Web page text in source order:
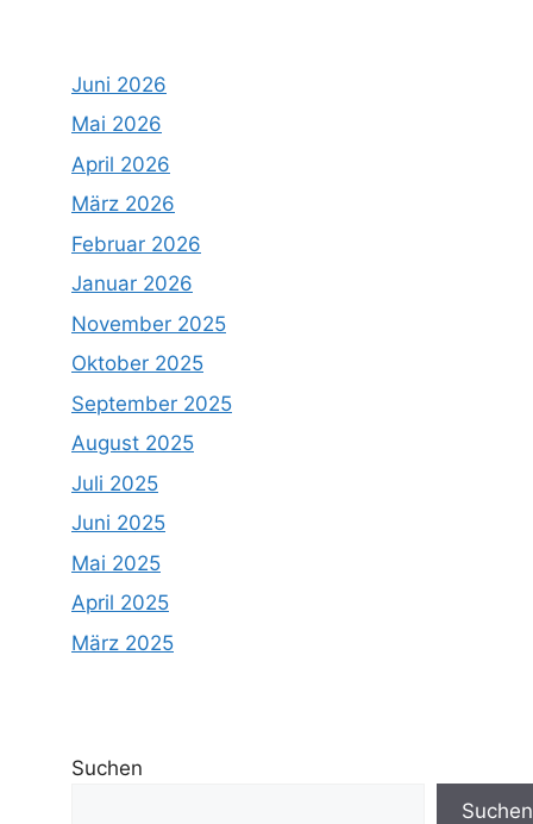
Juni 2026
Mai 2026
April 2026
März 2026
Februar 2026
Januar 2026
November 2025
Oktober 2025
September 2025
August 2025
Juli 2025
Juni 2025
Mai 2025
April 2025
März 2025
Suchen
Suchen